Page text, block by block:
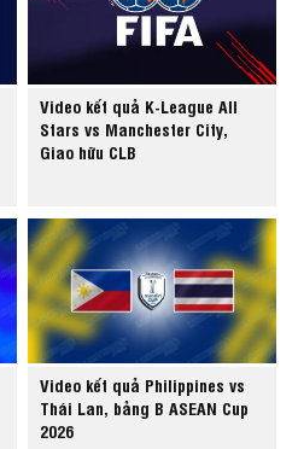
Video kết quả K-League All
Stars vs Manchester City,
Giao hữu CLB
Video kết quả Philippines vs
Thái Lan, bảng B ASEAN Cup
2026